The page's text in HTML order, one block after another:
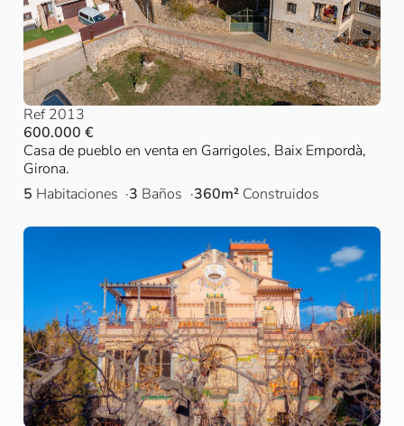
Ref 2013
600.000 €
Casa de pueblo en venta en Garrigoles, Baix Empordà,
Girona.
5 Habitaciones 3 Baños 360m² Construidos